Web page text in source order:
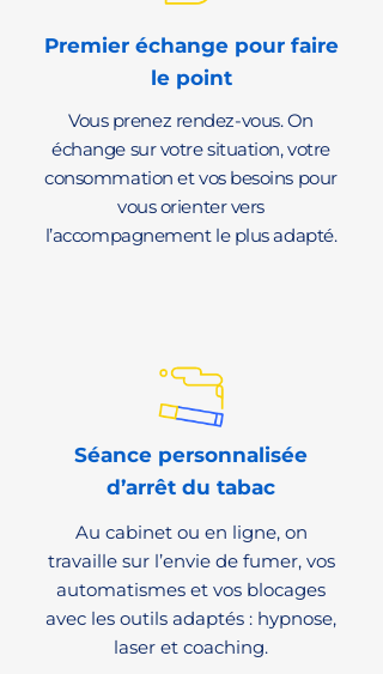
Premier échange pour faire
le point
Vous prenez rendez-vous. On
échange sur votre situation, votre
consommation et vos besoins pour
vous orienter vers
l’accompagnement le plus adapté.
Séance personnalisée
d’arrêt du tabac
Au cabinet ou en ligne, on
travaille sur l’envie de fumer, vos
automatismes et vos blocages
avec les outils adaptés : hypnose,
laser et coaching.